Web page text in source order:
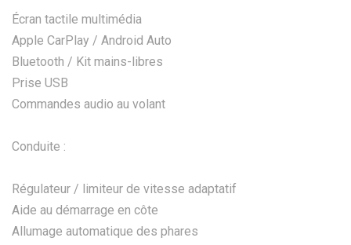
Écran tactile multimédia
Apple CarPlay / Android Auto
Bluetooth / Kit mains-libres
Prise USB
Commandes audio au volant
Conduite :
Régulateur / limiteur de vitesse adaptatif
Aide au démarrage en côte
Allumage automatique des phares